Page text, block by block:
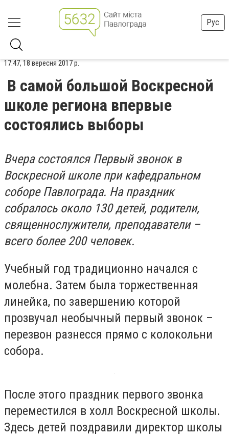
Рус
17:47, 18 вересня 2017 р.
В самой большой Воскресной
школе региона впервые
состоялись выборы
Вчера состоялся Первый звонок в
Воскресной школе при кафедральном
соборе Павлограда. На праздник
собралось около 130 детей, родители,
священнослужители, преподаватели –
всего более 200 человек.
Учебный год традиционно начался с
молебна. Затем была торжественная
линейка, по завершению которой
прозвучал необычный первый звонок –
перезвон разнесся прямо с колокольни
собора.
После этого праздник первого звонка
переместился в холл Воскресной школы.
Здесь детей поздравили директор школы